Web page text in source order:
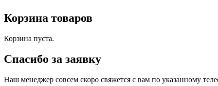
Корзина товаров
Корзина пуста.
Спасибо за заявку
Наш менеджер совсем скоро свяжется с вам по указанному